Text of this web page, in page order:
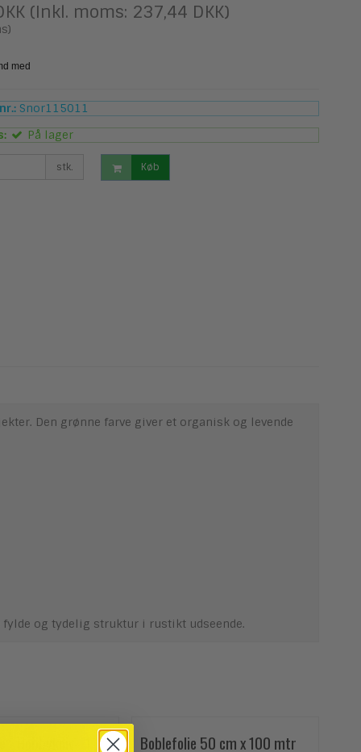
(Inkl. moms: 237,44 DKK)
Snor115011
På lager
stk. Køb
Den grønne farve giver et organisk og levende
og tydelig struktur i rustikt udseende.
Boblefolie 50 cm x 100 mtr